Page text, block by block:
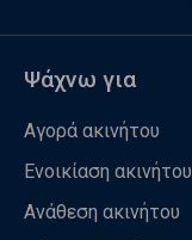
Ψάχνω για
Αγορά ακινήτου
Ενοικίαση ακινήτου
Ανάθεση ακινήτου